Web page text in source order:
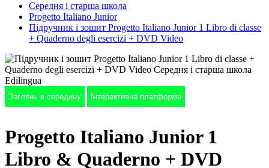
Середня і старша школа
Progetto Italiano Junior
Підручник і зошит Progetto Italiano Junior 1 Libro di classe
+ Quaderno degli esercizi + DVD Video
Заглянь в середину Інтерактивна платформа
Progetto Italiano Junior 1
Libro & Quaderno + DVD